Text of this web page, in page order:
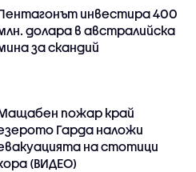
инвестира 400
долара в австралийска
за скандий
пожар край
Гарда наложи
на стотици
(ВИДЕО)